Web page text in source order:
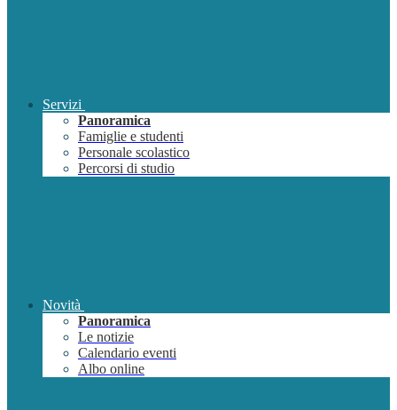
Servizi
Panoramica
Famiglie e studenti
Personale scolastico
Percorsi di studio
Novità
Panoramica
Le notizie
Calendario eventi
Albo online